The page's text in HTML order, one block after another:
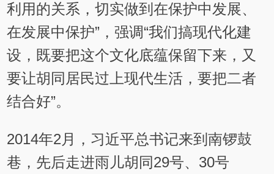
利用的关系，切实做到在保护中发展、
在发展中保护”，强调“我们搞现代化建
设，既要把这个文化底蕴保留下来，又
要让胡同居民过上现代生活，要把二者
结合好”。
2014年2月，习近平总书记来到南锣鼓
巷，先后走进雨儿胡同29号、30号